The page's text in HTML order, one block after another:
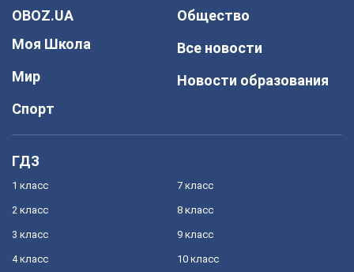
OBOZ.UA
Моя Школа
Мир
Спорт
Общество
Все новости
Новости образования
ГДЗ
1 класс
2 класс
3 класс
4 класс
7 класс
8 класс
9 класс
10 класс